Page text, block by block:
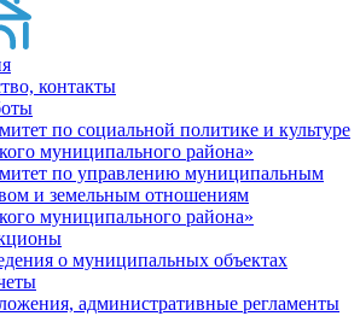
контакты
по социальной политике и культуре
муниципального района»
по управлению муниципальным
и земельным отношениям
муниципального района»
о муниципальных объектах
административные регламенты